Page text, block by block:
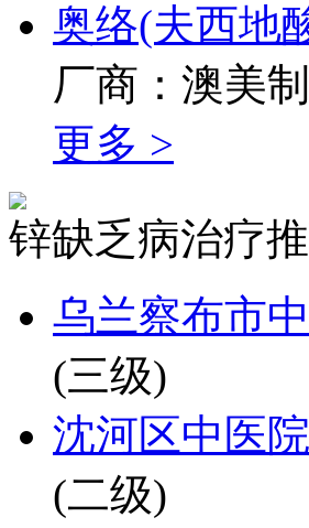
奥络(夫西地
厂商：澳美
更多 >
锌缺乏病治疗
乌兰察布市
(三级)
沈河区中医院
(二级)